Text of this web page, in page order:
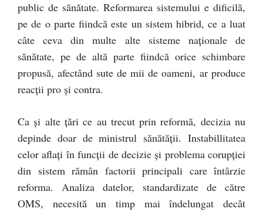
public de sănătate. Reformarea sistemului e dificilă,
pe de o parte fiindcă este un sistem hibrid, ce a luat
câte ceva din multe alte sisteme naționale de
sănătate, pe de altă parte fiindcă orice schimbare
propusă, afectând sute de mii de oameni, ar produce
reacții pro și contra.
Ca și alte țări ce au trecut prin reformă, decizia nu
depinde doar de ministrul sănătății. Instabillitatea
celor aflați în funcții de decizie și problema corupției
din sistem rămân factorii principali care întârzie
reforma. Analiza datelor, standardizate de către
OMS, necesită un timp mai îndelungat decât